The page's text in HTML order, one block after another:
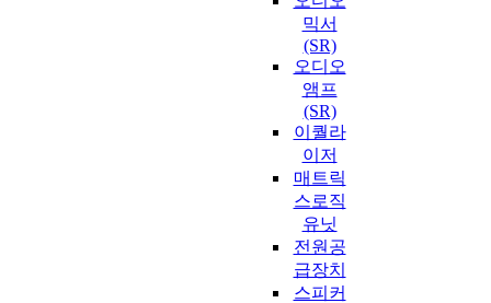
믹서
(SR)
오디오
앰프
(SR)
이퀄라
이저
매트릭
스로직
유닛
전원공
급장치
스피커